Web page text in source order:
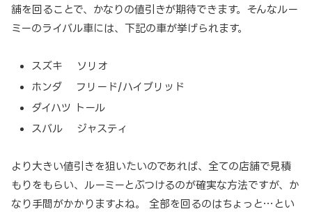
舗を回ることで、かなりの値引きが期待できます。そんなルー
ミーのライバル車には、下記の車が挙げられます。
スズキ ソリオ
ホンダ フリード/ハイブリッド
ダイハツ トール
スバル ジャスティ
より大きい値引きを狙いたいのであれば、全ての店舗で見積
もりをもらい、ルーミーとぶつけるのが確実な方法ですが、か
なり手間がかかりますよね。 全部を回るのはちょっと…とい